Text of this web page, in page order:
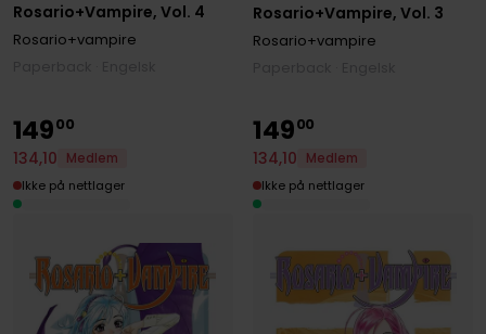
Rosario+Vampire, Vol. 4
Rosario+vampire
Rosario+Vampire, Vol. 3
Rosario+vampire
14900
134,10
Medlem
Ikke på nettlager
14900
134,10
Medlem
Ikke på nettlager